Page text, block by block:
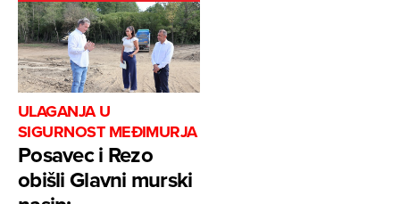
ULAGANJA U
SIGURNOST MEĐIMURJA
Posavec i Rezo
obišli Glavni murski